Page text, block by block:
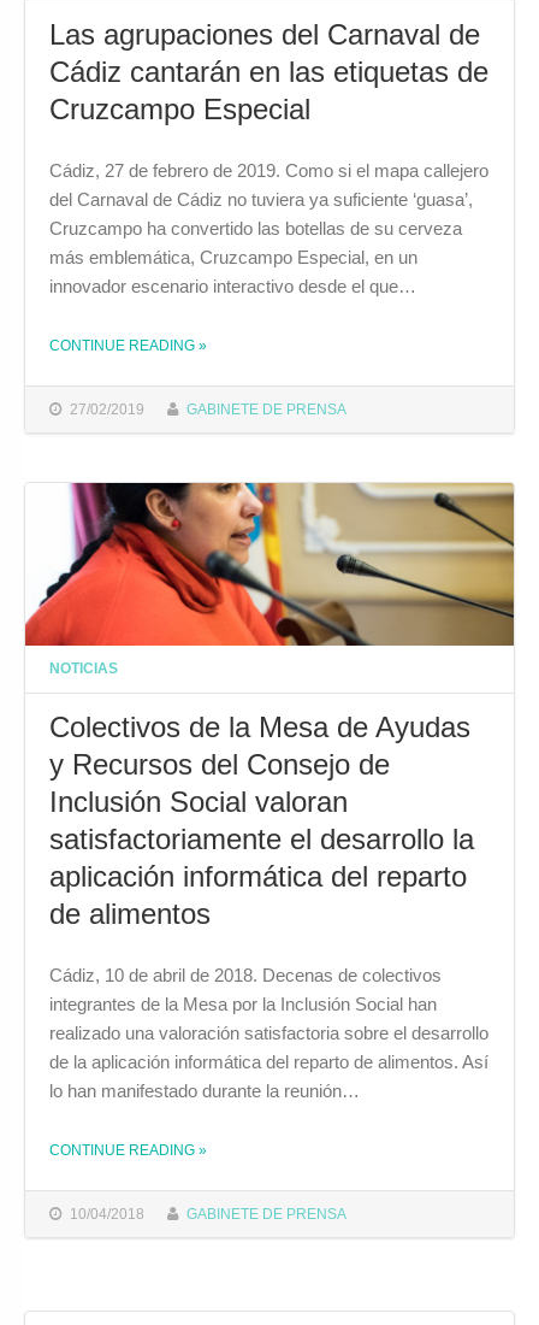
Las agrupaciones del Carnaval de
Cádiz cantarán en las etiquetas de
Cruzcampo Especial
27/02/2019 GABINETE DE PRENSA
Cádiz, 27 de febrero de 2019. Como si el mapa callejero
del Carnaval de Cádiz no tuviera ya suficiente ‘guasa’,
Cruzcampo ha convertido las botellas de su cerveza
más emblemática, Cruzcampo Especial, en un
innovador escenario interactivo desde el que…
CONTINUE READING THE "LAS AGRUPACIONES DEL CARNAVAL DE CÁDIZ CANTARÁN EN LAS ETIQUETAS DE CRUZCAMPO ESPECIAL"
»
NOTICIAS
Colectivos de la Mesa de Ayudas
y Recursos del Consejo de
Inclusión Social valoran
satisfactoriamente el desarrollo la
aplicación informática del reparto
de alimentos
10/04/2018 GABINETE DE PRENSA
Cádiz, 10 de abril de 2018. Decenas de colectivos
integrantes de la Mesa por la Inclusión Social han
realizado una valoración satisfactoria sobre el desarrollo
de la aplicación informática del reparto de alimentos. Así
lo han manifestado durante la reunión…
CONTINUE READING »